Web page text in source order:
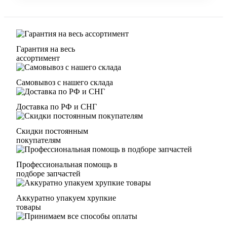
Гарантия на весь
ассортимент
Самовывоз с нашего склада
Доставка по РФ и СНГ
Скидки постоянным
покупателям
Профессиональная помощь в
подборе запчастей
Аккуратно упакуем хрупкие
товары